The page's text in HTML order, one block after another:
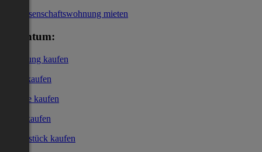
Genossenschaftswohnung mieten
Eigentum:
Wohnung kaufen
Haus kaufen
Garage kaufen
Büro kaufen
Grundstück kaufen